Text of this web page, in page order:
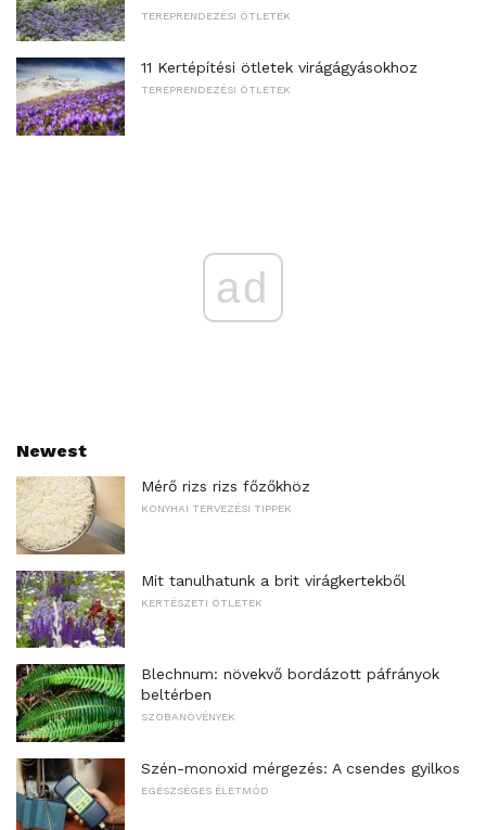
TEREPRENDEZÉSI ÖTLETEK
11 Kertépítési ötletek virágágyásokhoz
TEREPRENDEZÉSI ÖTLETEK
ad
Newest
Mérő rizs rizs főzőkhöz
KONYHAI TERVEZÉSI TIPPEK
Mit tanulhatunk a brit virágkertekből
KERTÉSZETI ÖTLETEK
Blechnum: növekvő bordázott páfrányok
beltérben
SZOBANÖVÉNYEK
Szén-monoxid mérgezés: A csendes gyilkos
EGÉSZSÉGES ÉLETMÓD